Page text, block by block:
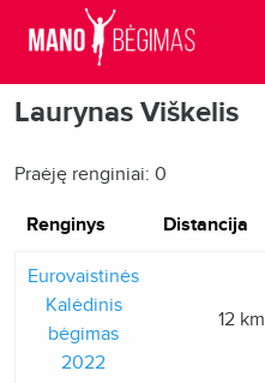
Laurynas Viškelis
Praėję renginiai: 0
Renginys Distancija
Eurovaistinės
Kalėdinis
bėgimas
2022
12 km